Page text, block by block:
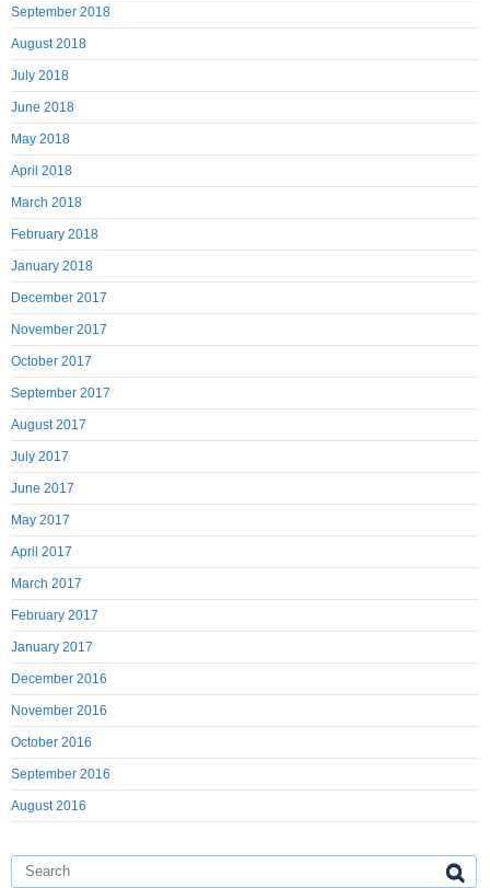
September 2018
August 2018
July 2018
June 2018
May 2018
April 2018
March 2018
February 2018
January 2018
December 2017
November 2017
October 2017
September 2017
August 2017
July 2017
June 2017
May 2017
April 2017
March 2017
February 2017
January 2017
December 2016
November 2016
October 2016
September 2016
August 2016